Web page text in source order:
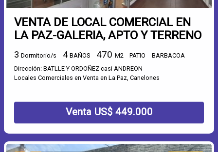
VENTA DE LOCAL COMERCIAL EN
LA PAZ-GALERIA, APTO Y TERRENO
3 Dormitorio/s 4BAÑOS 470 M2 PATIO
BARBACOA
Dirección: BATLLE Y ORDOÑEZ casi ANDREON
Locales Comerciales en Venta en La Paz, Canelones
Venta US$ 449.000